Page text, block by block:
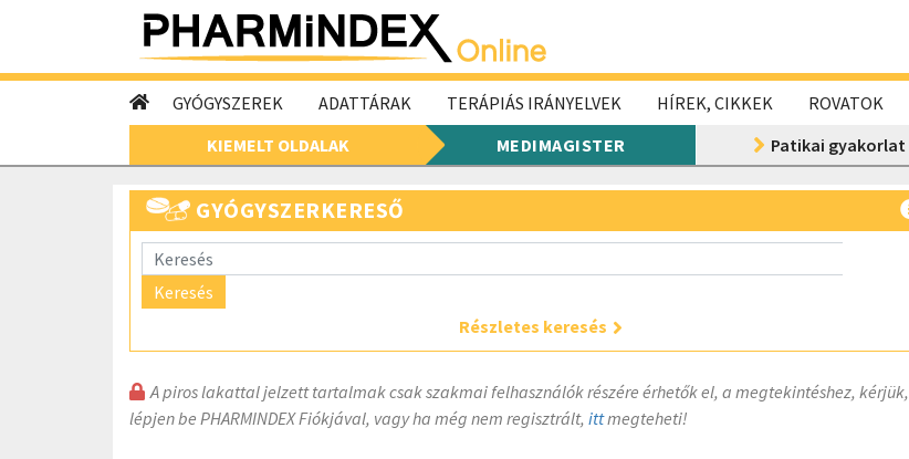
GYÓGYSZEREK ADATTÁRAK TERÁPIÁS IRÁNYELVEK HÍREK, CIKKEK
ROVATOK
KIEMELT OLDALAK
MEDIMAGISTER Patikai gyakorlat
GYÓGYSZERKERESŐ
Keresés
Részletes keresés
A piros lakattal jelzett tartalmak csak szakmai felhasználók részére érhetők el, a megtekintéshez, kérjük,
lépjen be PHARMINDEX Fiókjával, vagy ha még nem regisztrált, ittmegteheti!